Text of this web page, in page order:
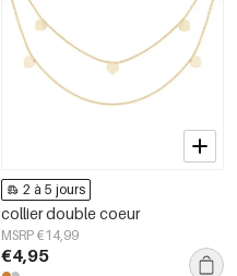
2 à 5 jours
collier double coeur
MSRP €14,99
€4,95